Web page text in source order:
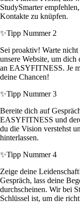
StudySmarter
Kontakte zu knüpfen.
✨Tipp Nummer 2
Sei proaktiv! Warte
unsere Website, um dich
an EASYFITNESS. Je
deine Chancen!
✨Tipp Nummer 3
Bereite dich auf
EASYFITNESS und
du die Vision verstehst
hinterlassen.
✨Tipp Nummer 4
Zeige deine
Gespräch, lass deine
durchscheinen. Wir bei
Schlüssel ist, um die